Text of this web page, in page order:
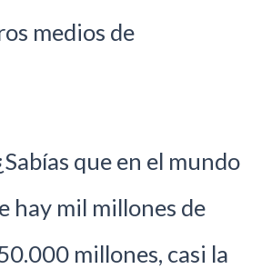
medios de
que en el mundo
hay mil millones de
millones, casi la